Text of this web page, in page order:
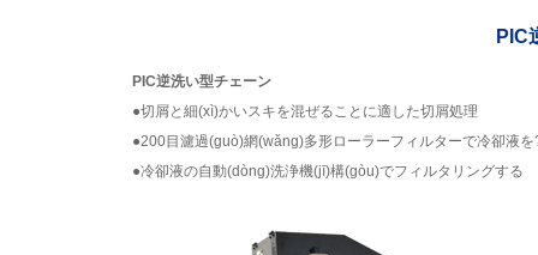
PIC
PIC逆洗い型チェーン
●切屑と細(xì)かいスキを混ぜることに適した切屑処理
●200目濾過(guò)網(wǎng)多形ローラーフィルターで冷卻液
●冷卻液の自動(dòng)洗浄機(jī)構(gòu)でフィルタリングする